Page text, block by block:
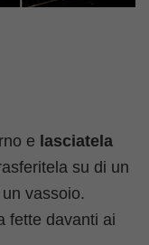
e lasciatela
su di un
vassoio.
fette davanti ai